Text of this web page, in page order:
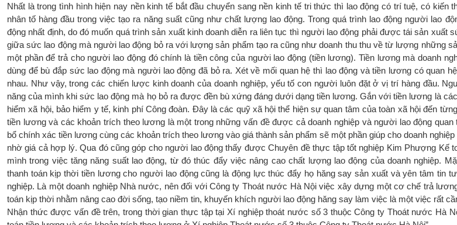
Nhất là trong tình hình hiện nay nền kinh tế bắt đầu chuyển sang nền kinh tế tri thức thì lao động có trí tuệ, có kiến
nhân tố hàng đầu trong việc tạo ra năng suất cũng như chất lượng lao động. Trong quá trình lao động người lao
động nhất định, do đó muốn quá trình sản xuất kinh doanh diễn ra liên tục thì người lao động phải được tái sản xuất
giữa sức lao động mà người lao động bỏ ra với lượng sản phẩm tạo ra cũng như doanh thu thu về từ lượng những
một phần để trả cho người lao động đó chính là tiền công của người lao động (tiền lương). Tiền lương mà doanh
dùng để bù đắp sức lao động mà người lao động đã bỏ ra. Xét về mối quan hệ thì lao động và tiền lương có quan
nhau. Như vậy, trong các chiến lược kinh doanh của doanh nghiệp, yếu tố con người luôn đặt ở vị trí hàng đầu.
năng của mình khi sức lao động mà họ bỏ ra được đền bù xứng đáng dưới dạng tiền lương. Gắn với tiền lương là
hiểm xã hội, bảo hiểm y tế, kinh phí Công đoàn. Đây là các quỹ xã hội thể hiện sự quan tâm của toàn xã hội đến
tiền lương và các khoản trích theo lương là một trong những vấn đề được cả doanh nghiệp và người lao động
bổ chính xác tiền lương cùng các khoản trích theo lương vào giá thành sản phẩm sẽ một phần giúp cho doanh
nhờ giá cả hợp lý. Qua đó cũng góp cho người lao động thấy được Chuyên đề thực tập tốt nghiệp Kim Phượng Kế
mình trong việc tăng năng suất lao động, từ đó thúc đẩy việc nâng cao chất lượng lao động của doanh nghiệp.
thanh toán kịp thời tiền lương cho người lao động cũng là động lực thúc đẩy họ hăng say sản xuất và yên tâm tin
nghiệp. Là một doanh nghiệp Nhà nước, nên đối với Công ty Thoát nước Hà Nội việc xây dựng một cơ chế trả
toán kịp thời nhằm nâng cao đời sống, tạo niềm tin, khuyến khích người lao động hăng say làm việc là một việc rất
Nhận thức được vấn đề trên, trong thời gian thực tập tại Xí nghiệp thoát nước số 3 thuộc Công ty Thoát nước Hà